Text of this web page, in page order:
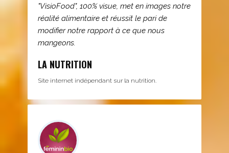
"VisioFood", 100% visue, met en images notre
réalité alimentaire et réussit le pari de
modifier notre rapport à ce que nous
mangeons.
LA NUTRITION
Site internet indépendant sur la nutrition.